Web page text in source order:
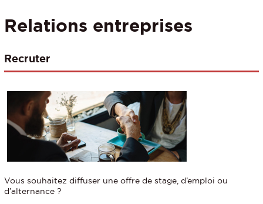
Relations entreprises
Recruter
Vous souhaitez diffuser une offre de stage, d’emploi ou
d’alternance ?